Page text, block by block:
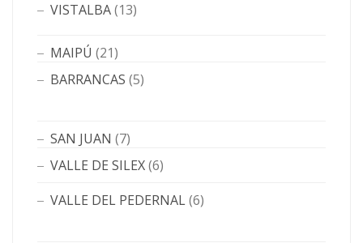
VISTALBA(13)
MAIPÚ (21)
BARRANCAS (5)
SAN JUAN (7)
VALLE DE SILEX(6)
VALLE DEL PEDERNAL(6)